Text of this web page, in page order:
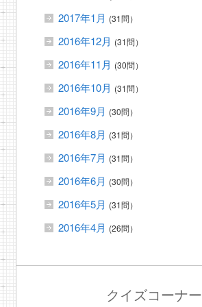
2017年1月 (31問）
2016年12月 (31問）
2016年11月 (30問）
2016年10月 (31問）
2016年9月 (30問）
2016年8月 (31問）
2016年7月 (31問）
2016年6月 (30問）
2016年5月 (31問）
2016年4月 (26問）
クイズコーナー